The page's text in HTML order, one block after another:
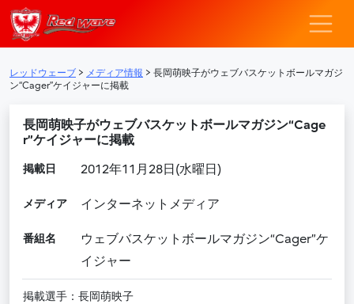
メインナビゲーション
レッドウェー
レッドウェーブ > メディア情報 > 長岡萌映子がウェブバスケットボールマガジ
ン“Cager”ケイジャーに掲載
長岡萌映子がウェブバスケットボールマガジン“Cage
r”ケイジャーに掲載
掲載日 2012年11月28日(水曜日)
メディア インターネットメディア
番組名
ウェブバスケットボールマガジン“Cager”ケ
イジャー
掲載選手：長岡萌映子